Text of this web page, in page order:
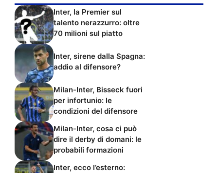
Inter, la Premier sul
talento nerazzurro: oltre
70 milioni sul piatto
Inter, sirene dalla Spagna:
addio al difensore?
Milan-Inter, Bisseck fuori
per infortunio: le
condizioni del difensore
Milan-Inter, cosa ci può
dire il derby di domani: le
probabili formazioni
Inter, ecco l’esterno: